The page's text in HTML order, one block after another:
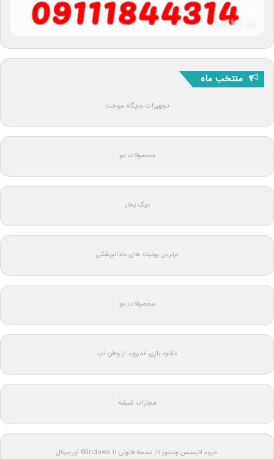
منتخب ماه
تجهیزات جایگاه سوخت
محصولات مو
دیگ بخار
برترین یونیت های دندانپزشکی
محصولات مو
دانلود بازی اندروید از وطن اپ
مجازات شیشه
خرید لایسنس ویندوز 11: نسخه قانونی Windows 11 اورجینال